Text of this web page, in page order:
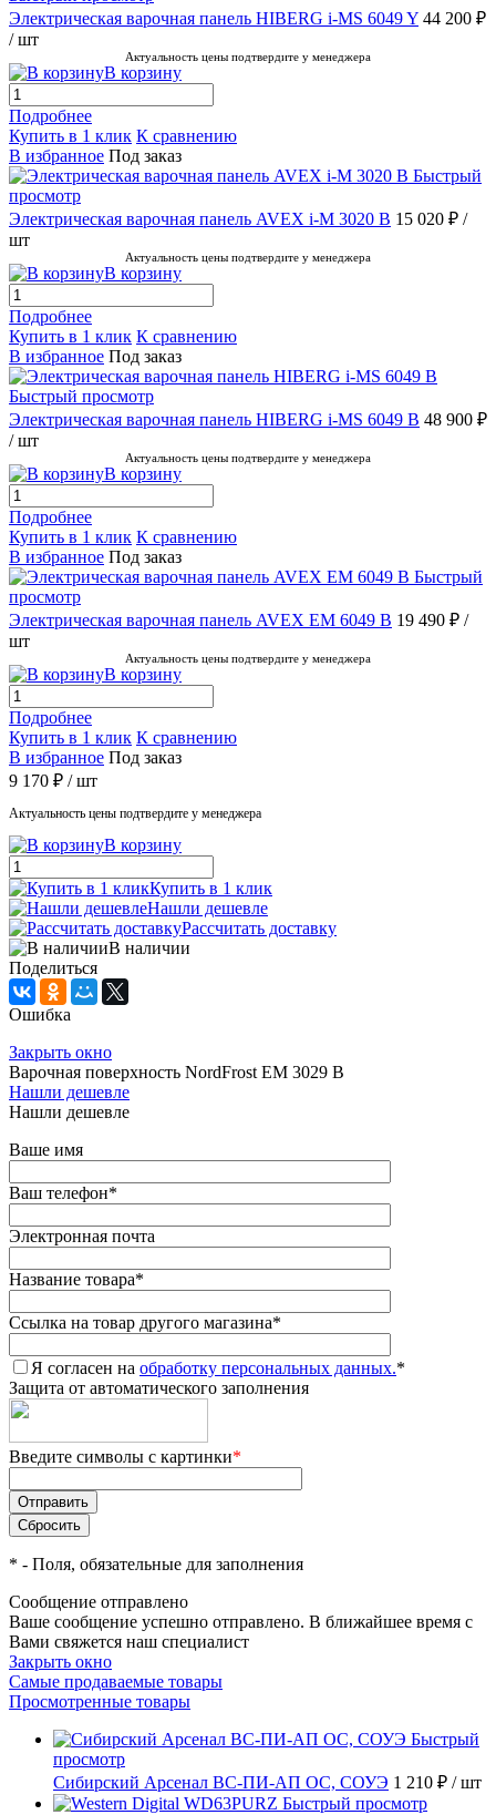
Электрическая варочная панель HIBERG i-MS 6049 Y 44 200 ₽
/ шт
Актуальность цены подтвердите у менеджера
В корзину
Подробнее
Купить в 1 клик К сравнению
В избранное Под заказ
Быстрый
просмотр
Электрическая варочная панель AVEX i-M 3020 B 15 020 ₽ /
шт
Актуальность цены подтвердите у менеджера
В корзину
Подробнее
Купить в 1 клик К сравнению
В избранное Под заказ
Быстрый просмотр
Электрическая варочная панель HIBERG i-MS 6049 B 48 900 ₽
/ шт
Актуальность цены подтвердите у менеджера
В корзину
Подробнее
Купить в 1 клик К сравнению
В избранное Под заказ
Быстрый
просмотр
Электрическая варочная панель AVEX EM 6049 B 19 490 ₽ /
шт
Актуальность цены подтвердите у менеджера
В корзину
Подробнее
Купить в 1 клик К сравнению
В избранное Под заказ
9 170 ₽ / шт
Актуальность цены подтвердите у менеджера
В корзину
Купить в 1 клик
Нашли дешевле
Рассчитать доставку
В наличии
Поделиться
Ошибка
Закрыть окно
Варочная поверхность NordFrost EM 3029 B
Нашли дешевле
Нашли дешевле
Ваше имя
Ваш телефон*
Электронная почта
Название товара*
Ссылка на товар другого магазина*
Я согласен на обработку персональных данных.*
Защита от автоматического заполнения
Введите символы с картинки*
* - Поля, обязательные для заполнения
Сообщение отправлено
Ваше сообщение успешно отправлено. В ближайшее время с
Вами свяжется наш специалист
Закрыть окно
Самые продаваемые товары
Просмотренные товары
Быстрый
просмотр
Сибирский Арсенал ВС-ПИ-АП ОС, СОУЭ 1 210 ₽ / шт
Быстрый просмотр